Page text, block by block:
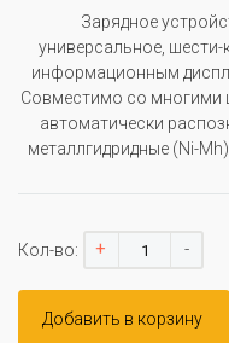
Зарядное
универсальное, шести-
информационным
Совместимо со многими
автоматически
металлгидридные (Ni-
Кол-во: + -
Добавить в корзину